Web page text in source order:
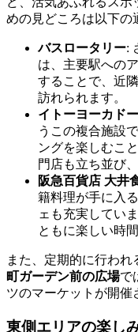
めの見どころは以下の
バスロータリー:
は、主要駅への
することで、近
訪れられます。
イトーヨーカド
うこの複合施設
ングを楽しむこ
門店も立ち並び
阪急百貨店 大井
籍料理が手に入
ェも充実してい
ともに楽しい時
また、定期的に行われ
町ガーデン前の広場で
ツのマーケットが開催
東側エリアの楽し